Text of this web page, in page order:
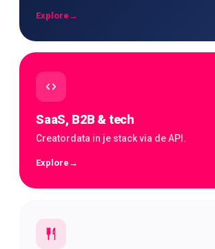
Explore →
SaaS, B2B & tech
Creatordata in je stack via de API.
Explore →